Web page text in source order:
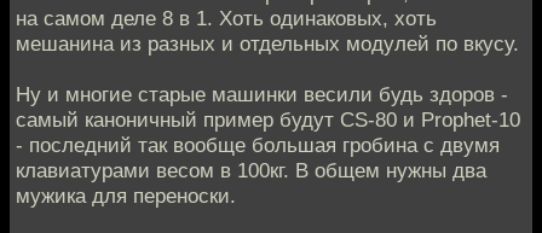
на самом деле 8 в 1. Хоть одинаковых, хоть
мешанина из разных и отдельных модулей по вкусу.
Ну и многие старые машинки весили будь здоров -
самый каноничный пример будут СS-80 и Prophet-10
- последний так вообще большая гробина с двумя
клавиатурами весом в 100кг. В общем нужны два
мужика для переноски.